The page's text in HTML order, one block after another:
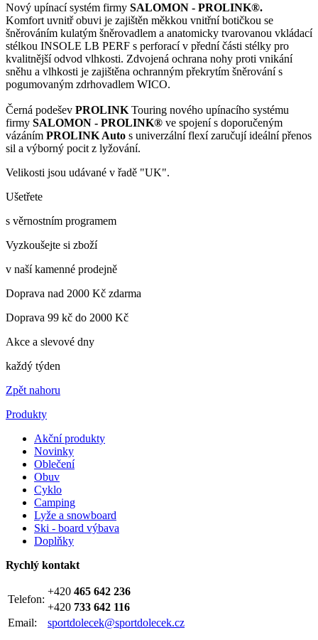
Nový upínací systém firmy SALOMON - PROLINK®.
Komfort uvnitř obuvi je zajištěn měkkou vnitřní botičkou se
šněrováním kulatým šněrovadlem a anatomicky tvarovanou vkládací
stélkou INSOLE LB PERF s perforací v přední části stélky pro
kvalitnější odvod vlhkosti. Zdvojená ochrana nohy proti vnikání
sněhu a vlhkosti je zajištěna ochranným překrytím šněrování s
pogumovaným zdrhovadlem WICO.
Černá podešev PROLINK Touring nového upínacího systému
firmy SALOMON - PROLINK® ve spojení s doporučeným
vázáním PROLINK Auto s univerzální flexí zaručují ideální přenos
sil a výborný pocit z lyžování.
Velikosti jsou udávané v řadě "UK".
Ušetřete
s věrnostním programem
Vyzkoušejte si zboží
v naší kamenné prodejně
Doprava nad 2000 Kč zdarma
Doprava 99 kč do 2000 Kč
Akce a slevové dny
každý týden
Zpět nahoru
Produkty
Akční produkty
Novinky
Oblečení
Obuv
Cyklo
Camping
Lyže a snowboard
Ski - board výbava
Doplňky
Rychlý kontakt
Telefon:
+420 465 642 236
+420 733 642 116
Email:
sportdolecek@sportdolecek.cz